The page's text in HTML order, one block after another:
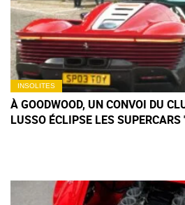
INSOLITES
À GOODWOOD, UN CONVOI DU
LUSSO ÉCLIPSE LES